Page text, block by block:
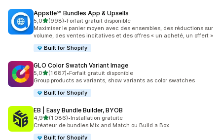
Appstle℠ Bundles App & Upsells
5,0étoile(s) sur 5
(998)
998 avis au total
•Forfait gratuit disponible
Maximiser le panier moyen avec des ensembles, des réductions sur
volume, des ventes incitatives et des offres « un acheté, un offert »
Built for Shopify
GLO Color Swatch Variant Image
5,0étoile(s) sur 5
(1 687)
1687 avis au total
•Forfait gratuit disponible
Group products as variants, show variants as color swatches
Built for Shopify
EB | Easy Bundle Builder, BYOB
4,9étoile(s) sur 5
(1 086)
1086 avis au total
•Installation gratuite
Créateur de bundles Mix and Match ou Build a Box
Built for Shopify